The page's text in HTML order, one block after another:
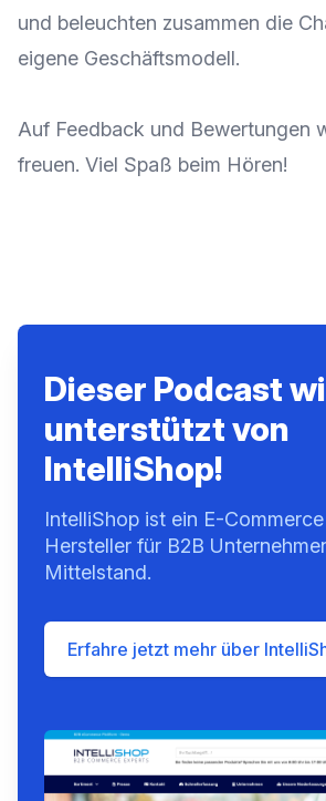
und beleuchten zusammen die
eigene Geschäftsmodell.
Auf Feedback und Bewertungen
freuen. Viel Spaß beim Hören!
Dieser Podcast
unterstützt von
IntelliShop!
IntelliShop ist ein E-
Hersteller für B2B
Mittelstand.
Erfahre jetzt mehr über